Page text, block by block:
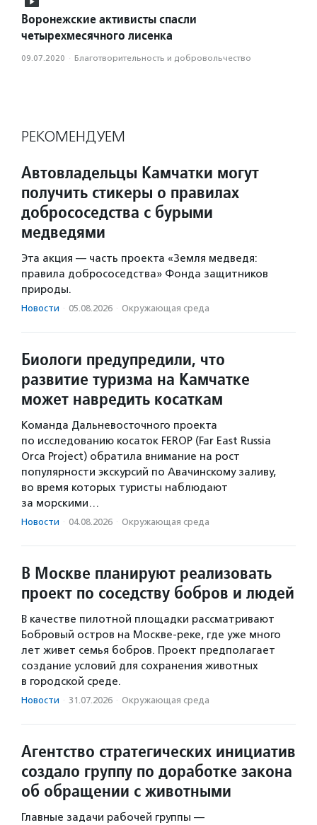
Воронежские активисты спасли
четырехмесячного лисенка
09.07.2020 · Благотвори­тель­ность и доброволь­чест­во
РЕКОМЕНДУЕМ
Автовладельцы Камчатки могут
получить стикеры о правилах
добрососедства с бурыми
медведями
Эта акция — часть проекта «Земля медведя:
правила добрососедства» Фонда защитников
природы.
Новости · 05.08.2026 · Окружающая среда
Биологи предупредили, что
развитие туризма на Камчатке
может навредить косаткам
Команда Дальневосточного проекта
по исследованию косаток FEROP (Far East Russia
Orca Project) обратила внимание на рост
популярности экскурсий по Авачинскому заливу,
во время которых туристы наблюдают
за морскими…
Новости · 04.08.2026 · Окружающая среда
В Москве планируют реализовать
проект по соседству бобров и людей
В качестве пилотной площадки рассматривают
Бобровый остров на Москве-реке, где уже много
лет живет семья бобров. Проект предполагает
создание условий для сохранения животных
в городской среде.
Новости · 31.07.2026 · Окружающая среда
Агентство стратегических инициатив
создало группу по доработке закона
об обращении с животными
Главные задачи рабочей группы —